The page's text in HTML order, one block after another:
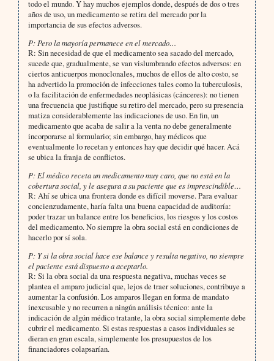
todo el mundo. Y hay muchos ejemplos donde, después de dos o tres
años de uso, un medicamento se retira del mercado por la
importancia de sus efectos adversos.
P: Pero la mayoría permanece en el mercado…
R: Sin necesidad de que el medicamento sea sacado del mercado,
sucede que, gradualmente, se van vislumbrando efectos adversos: en
ciertos anticuerpos monoclonales, muchos de ellos de alto costo, se
ha advertido la promoción de infecciones tales como la tuberculosis,
o la facilitación de enfermedades neoplásicas (cánceres): no tienen
una frecuencia que justifique su retiro del mercado, pero su presencia
matiza considerablemente las indicaciones de uso. En fin, un
medicamento que acaba de salir a la venta no debe generalmente
incorporarse al formulario; sin embargo, hay médicos que
eventualmente lo recetan y entonces hay que decidir qué hacer. Acá
se ubica la franja de conflictos.
P: El médico receta un medicamento muy caro, que no está en la
cobertura social, y le asegura a su paciente que es imprescindible…
R: Ahí se ubica una frontera donde es difícil moverse. Para evaluar
concienzudamente, haría falta una buena capacidad de auditoría:
poder trazar un balance entre los beneficios, los riesgos y los costos
del medicamento. No siempre la obra social está en condiciones de
hacerlo por sí sola.
P: Y si la obra social hace ese balance y resulta negativo, no siempre
el paciente está dispuesto a aceptarlo.
R: Si la obra social da una respuesta negativa, muchas veces se
plantea el amparo judicial que, lejos de traer soluciones, contribuye a
aumentar la confusión. Los amparos llegan en forma de mandato
inexcusable y no recurren a ningún análisis técnico: ante la
indicación de algún médico tratante, la obra social simplemente debe
cubrir el medicamento. Si estas respuestas a casos individuales se
dieran en gran escala, simplemente los presupuestos de los
financiadores colapsarían.